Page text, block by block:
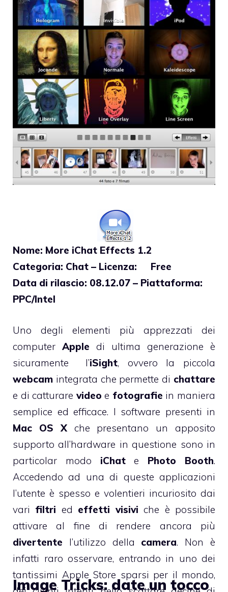
Nome: More iChat Effects 1.2
Categoria: Chat – Licenza: Free
Data di rilascio: 08.12.07 – Piattaforma:
PPC/Intel
Uno degli elementi più apprezzati dei
computer Apple di ultima generazione è
sicuramente l’iSight, ovvero la piccola
webcam integrata che permette di chattare
e di catturare video e fotografie in maniera
semplice ed efficace. I software presenti in
Mac OS Xche presentano un apposito
supporto all’hardware in questione sono in
particolar modo iChate Photo Booth.
Accedendo ad una di queste applicazioni
l’utente è spesso e volentieri incuriosito dai
vari filtri ed effetti visivi che è possibile
attivare al fine di rendere ancora più
divertente l’utilizzo della camera. Non è
infatti raro osservare, entrando in uno dei
tantissimi Apple Store sparsi per il mondo,
Image Tricks: date un tocco